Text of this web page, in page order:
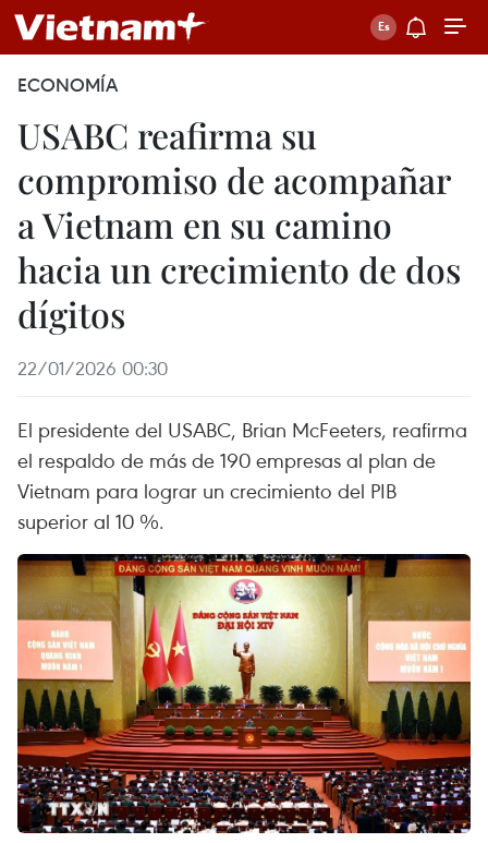
ECONOMÍA
USABC reafirma su
compromiso de acompañar
a Vietnam en su camino
hacia un crecimiento de dos
dígitos
22/01/2026 00:30
El presidente del USABC, Brian McFeeters, reafirma
el respaldo de más de 190 empresas al plan de
Vietnam para lograr un crecimiento del PIB
superior al 10 %.